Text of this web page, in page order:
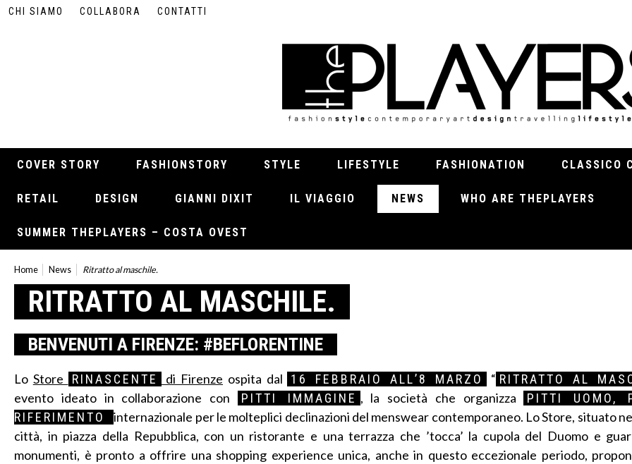
CHI SIAMO COLLABORA CONTATTI
COVER STORY FASHIONSTORY STYLE LIFESTYLE FASHIONATION CLASSICO
RETAIL DESIGN GIANNI DIXIT IL VIAGGIO NEWS WHO ARE THEPLAYERS
SUMMER THEPLAYERS – COSTA OVEST
Home News Ritratto al maschile.
RITRATTO AL MASCHILE.
BENVENUTI A FIRENZE: #BEFLORENTINE
Lo Store RINASCENTE di Firenze ospita dal 16 FEBBRAIO ALL’8 MARZO “ RITRATTO AL
evento ideato in collaborazione con PITTI IMMAGINE , la società che organizza
PITTI UOMO,
RIFERIMENTO
internazionale per le molteplici declinazioni del menswear contemporaneo. Lo Store, situato
città, in piazza della Repubblica, con un ristorante e una terrazza che ’tocca’ la cupola del Duomo e
monumenti, è pronto a offrire una shopping experience unica, anche in questo eccezionale periodo,